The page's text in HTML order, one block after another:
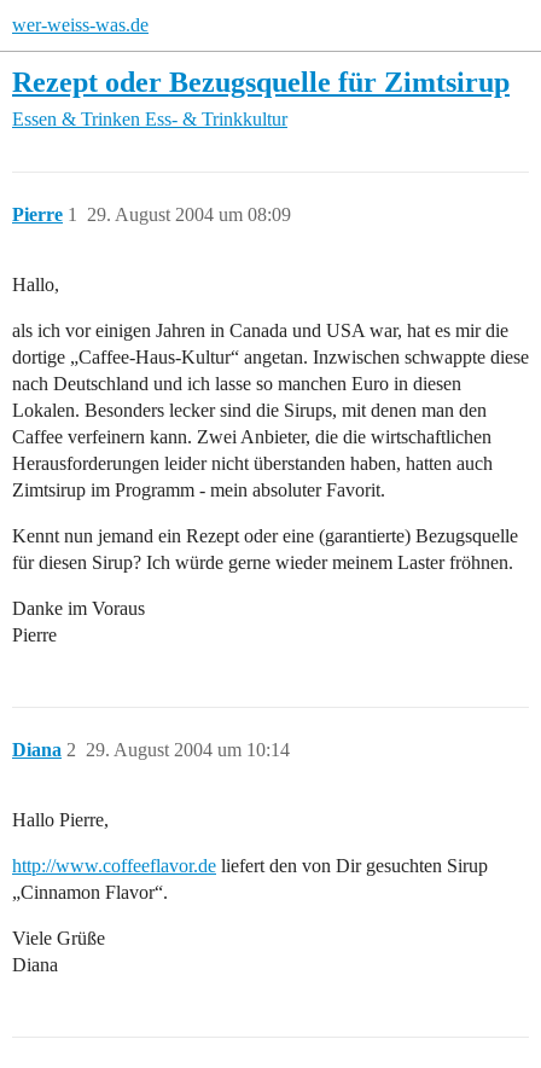
wer-weiss-was.de
Rezept oder Bezugsquelle für Zimtsirup
Essen & Trinken Ess- & Trinkkultur
Pierre 29. August 2004 um 08:09
1
Hallo,
als ich vor einigen Jahren in Canada und USA war, hat es mir die
dortige „Caffee-Haus-Kultur“ angetan. Inzwischen schwappte diese
nach Deutschland und ich lasse so manchen Euro in diesen
Lokalen. Besonders lecker sind die Sirups, mit denen man den
Caffee verfeinern kann. Zwei Anbieter, die die wirtschaftlichen
Herausforderungen leider nicht überstanden haben, hatten auch
Zimtsirup im Programm - mein absoluter Favorit.
Kennt nun jemand ein Rezept oder eine (garantierte) Bezugsquelle
für diesen Sirup? Ich würde gerne wieder meinem Laster fröhnen.
Danke im Voraus
Pierre
Diana 29. August 2004 um 10:14
2
Hallo Pierre,
http://www.coffeeflavor.de liefert den von Dir gesuchten Sirup
„Cinnamon Flavor“.
Viele Grüße
Diana